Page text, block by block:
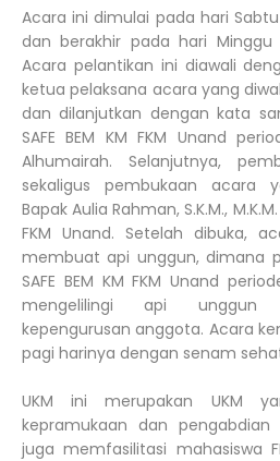
Acara ini dimulai pada hari
dan berakhir pada hari Minggu
Acara pelantikan ini diawali
ketua pelaksana acara yang
dan dilanjutkan dengan kata
SAFE BEM KM FKM Unand
Alhumairah. Selanjutnya,
sekaligus pembukaan acara
Bapak Aulia Rahman, S.K.M.,
FKM Unand. Setelah dibuka,
membuat api unggun, dimana
SAFE BEM KM FKM Unand
mengelilingi api unggun
kepengurusan anggota. Acara
pagi harinya dengan senam
UKM ini merupakan UKM
kepramukaan dan
juga memfasilitasi mahasiswa